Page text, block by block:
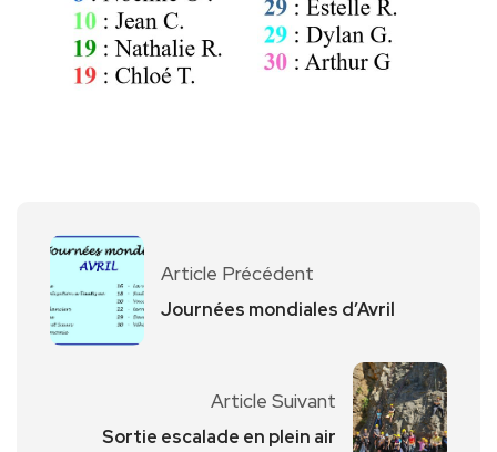
Article Précédent
Journées mondiales d’Avril
Article Suivant
Sortie escalade en plein air